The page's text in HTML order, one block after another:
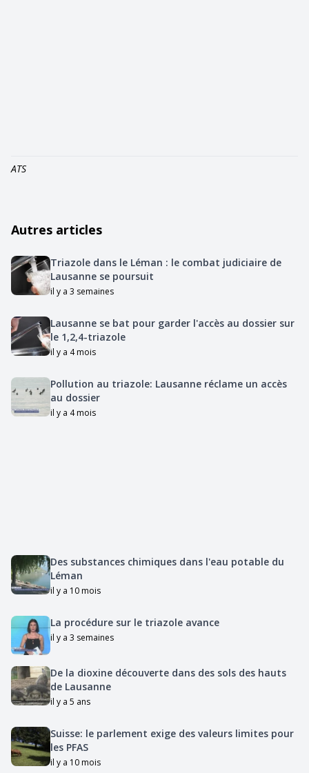
ATS
Autres articles
Triazole dans le Léman : le combat judiciaire de
Lausanne se poursuit
il y a 3 semaines
Lausanne se bat pour garder l'accès au dossier sur
le 1,2,4-triazole
il y a 4 mois
Pollution au triazole: Lausanne réclame un accès
au dossier
il y a 4 mois
Des substances chimiques dans l'eau potable du
Léman
il y a 10 mois
La procédure sur le triazole avance
il y a 3 semaines
De la dioxine découverte dans des sols des hauts
de Lausanne
il y a 5 ans
Suisse: le parlement exige des valeurs limites pour
les PFAS
il y a 10 mois